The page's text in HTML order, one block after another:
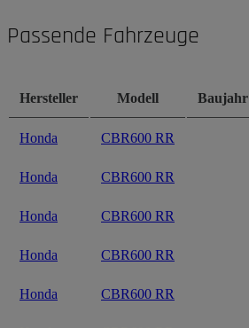
Passende Fahrzeuge
Hersteller Modell Baujahr
Honda CBR600 RR
Honda CBR600 RR
Honda CBR600 RR
Honda CBR600 RR
Honda CBR600 RR